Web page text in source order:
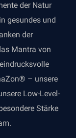
der Natur
gesundes und
der
Mantra von
– unsere
Low-Level-
Stärke